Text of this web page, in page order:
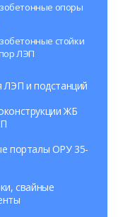
опоры
стойки
ЛЭП
и подстанций
ЖБ
порталы ОРУ 35-
свайные